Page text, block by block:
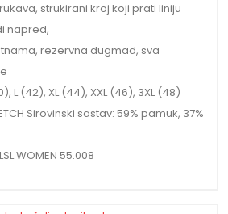
strukirani kroj koji prati liniju
napred,
rezervna dugmad, sva
L (42), XL (44), XXL (46), 3XL (48)
Sirovinski sastav: 59% pamuk, 37%
WOMEN 55.008